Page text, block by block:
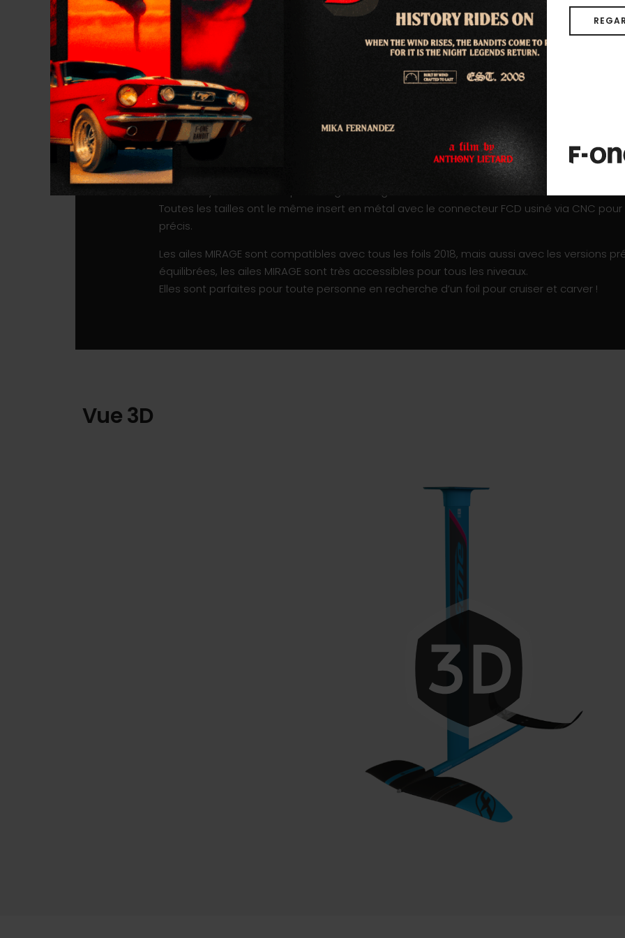
fin. C’est la meilleure combinaison speed/carving.
800cm3 – La taille la plus polyvalente de la gamme, elle offre une très bonne portance,
manœuvrabilité.
Plus plate au milieu avec les extrémités arquées, les trois ailes ont toutes un profil
contrôle et une manœuvrabilité totale. Leurs élancements sont compacts, ce qui donne
mouvement dans les manœuvres. Elles ont aussi un vrillage évolué en bout d’aile qui,
rend également la puissance de l’aile plus contrôlable.
Afin de garder un contrôle optimal, nous construisons ces ailes en Carbone Pre-Preg. Les
Toutes les tailles ont le même insert en métal avec le connecteur FCD usiné via CNC
précis.
Les ailes MIRAGE sont compatibles avec tous les foils 2018, mais aussi avec les versions
équilibrées, les ailes MIRAGE sont très accessibles pour tous les niveaux.
Elles sont parfaites pour toute personne en recherche d’un foil pour cruiser et carver !
Vue 3D